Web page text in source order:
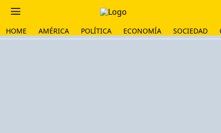
HOME AMÉRICA POLÍTICA ECONOMÍA SOCIEDAD